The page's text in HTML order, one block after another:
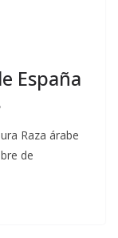
España
Raza árabe
de